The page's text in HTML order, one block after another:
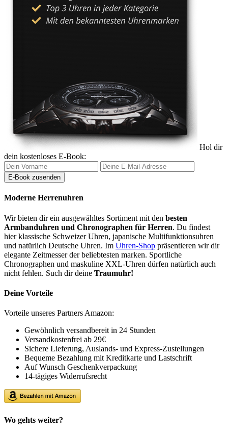
Hol dir
dein kostenloses E-Book:
Moderne Herrenuhren
Wir bieten dir ein ausgewähltes Sortiment mit den besten
Armbanduhren und Chronographen für Herren. Du findest
hier klassische Schweizer Uhren, japanische Multifunktionsuhren
und natürlich Deutsche Uhren. Im Uhren-Shop präsentieren wir dir
elegante Zeitmesser der beliebtesten marken. Sportliche
Chronographen und maskuline XXL-Uhren dürfen natürlich auch
nicht fehlen. Such dir deine Traumuhr!
Deine Vorteile
Vorteile unseres Partners Amazon:
Gewöhnlich versandbereit in 24 Stunden
Versandkostenfrei ab 29€
Sichere Lieferung, Auslands- und Express-Zustellungen
Bequeme Bezahlung mit Kreditkarte und Lastschrift
Auf Wunsch Geschenkverpackung
14-tägiges Widerrufsrecht
Wo gehts weiter?